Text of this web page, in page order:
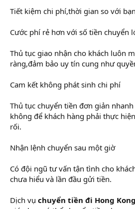
Tiết kiệm chi phí,thời gian so với
Cước phí rẻ hơn với số tiền chuyển
Thủ tục giao nhận cho khách luôn
ràng,đảm bảo uy tín cung như
Cam kết không phát sinh chi phí
Thủ tục chuyển tiền đơn giản
không để khách hàng phải thực
rối.
Nhận lệnh chuyển sau một giờ
Có đội ngũ tư vấn tận tình cho
chưa hiểu và lần đầu gửi tiền.
Dịch vụ chuyển tiền đi Hong Kong